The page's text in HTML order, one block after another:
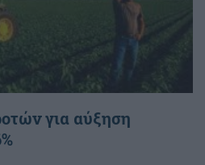
για αύξηση